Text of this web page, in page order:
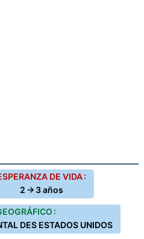
DE VIDA :
2 → 3 años
:
DES ESTADOS UNIDOS